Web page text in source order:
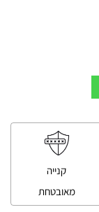
קנייה
מאובטחת